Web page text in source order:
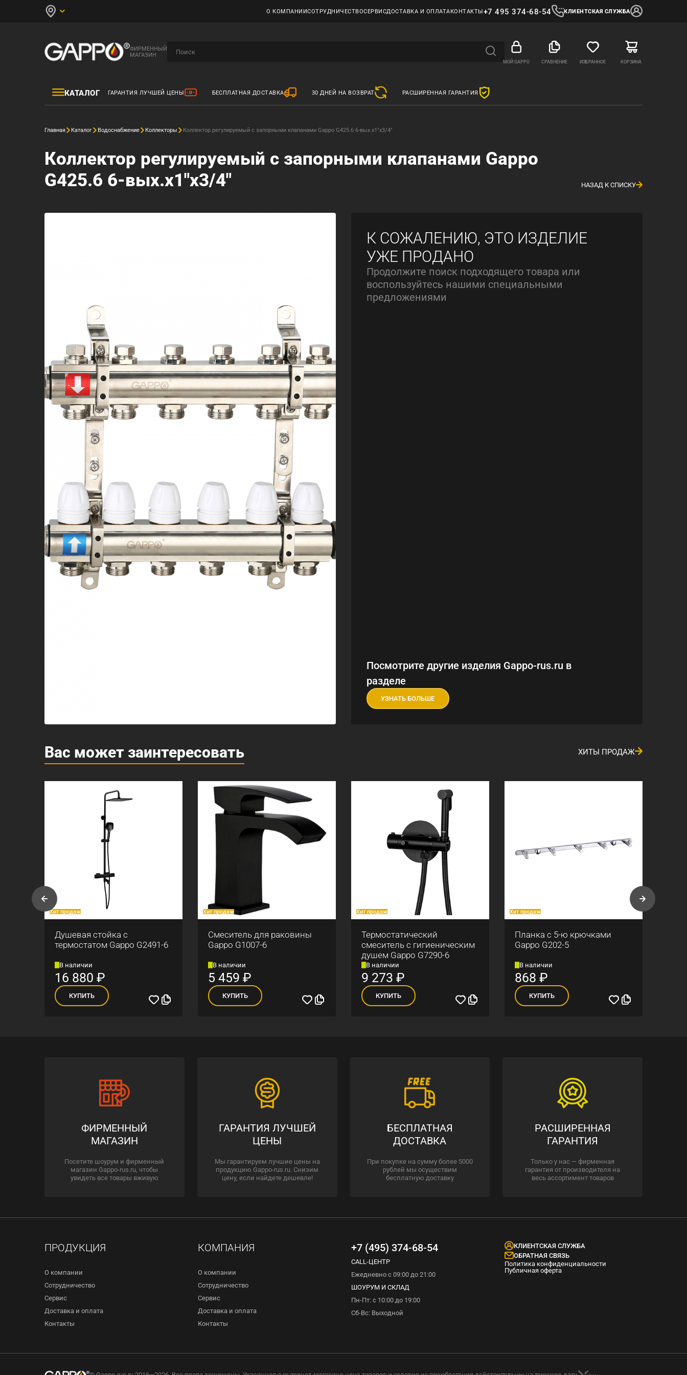
О КОМПАНИИСОТРУДНИЧЕСТВОСЕРВИСДОСТАВКА И ОПЛАТАКОНТАКТЫ+7 495 374-68-54 КЛИЕНТСКАЯ СЛУЖБА
ФИРМЕННЫЙ
МАГАЗИН
МОЙ GAPPO СРАВНЕНИЕ ИЗБРАННОЕ КОРЗИНА
КАТАЛОГ ГАРАНТИЯ ЛУЧШЕЙ ЦЕНЫ БЕСПЛАТНАЯ ДОСТАВКА 30 ДНЕЙ НА ВОЗВРАТ РАСШИРЕННАЯ ГАРАНТИЯ
Главная Каталог Водоснабжение Коллекторы Коллектор регулируемый с запорными клапанами Gappo G425.6 6-вых.x1"x3/4"
Коллектор регулируемый с запорными клапанами Gappo
G425.6 6-вых.x1"x3/4"
НАЗАД К СПИСКУ
К СОЖАЛЕНИЮ, ЭТО ИЗДЕЛИЕ
УЖЕ ПРОДАНО
Продолжите поиск подходящего товара или
воспользуйтесь нашими специальными
предложениями
Посмотрите другие изделия Gappo-rus.ru в
разделе
УЗНАТЬ БОЛЬШЕ
Вас может заинтересовать ХИТЫ ПРОДАЖ
Хит продаж
Душевая стойка с
термостатом Gappo G2491-6
В наличии
16 880 ₽
КУПИТЬ
Хит продаж
Смеситель для раковины
Gappo G1007-6
В наличии
5 459 ₽
КУПИТЬ
Хит продаж
Термостатический
смеситель с гигиеническим
душем Gappo G7290-6
В наличии
9 273 ₽
КУПИТЬ
Хит продаж
Планка с 5-ю крючками
Gappo G202-5
В наличии
868 ₽
КУПИТЬ
ФИРМЕННЫЙ
МАГАЗИН
Посетите шоурум и фирменный
магазин Gappo-rus.ru, чтобы
увидеть все товары вживую
ГАРАНТИЯ ЛУЧШЕЙ
ЦЕНЫ
Мы гарантируем лучшие цены на
продукцию Gappo-rus.ru. Снизим
цену, если найдете дешевле!
БЕСПЛАТНАЯ
ДОСТАВКА
При покупке на сумму более 5000
рублей мы осуществим
бесплатную доставку
РАСШИРЕННАЯ
ГАРАНТИЯ
Только у нас — фирменная
гарантия от производителя на
весь ассортимент товаров
ПРОДУКЦИЯ
О компании
Сотрудничество
Сервис
Доставка и оплата
Контакты
КОМПАНИЯ
О компании
Сотрудничество
Сервис
Доставка и оплата
Контакты
+7 (495) 374-68-54
CALL-ЦЕНТР
Ежедневно с 09:00 до 21:00
ШОУРУМ И СКЛАД
Пн-Пт: с 10:00 до 19:00
Сб-Вс: Выходной
КЛИЕНТСКАЯ СЛУЖБА
ОБРАТНАЯ СВЯЗЬ
Политика конфиденциальности
Публичная оферта